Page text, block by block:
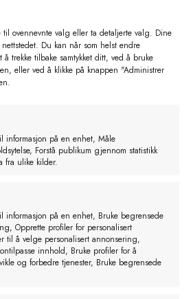
til ovennevnte valg eller ta detaljerte valg. Dine
Du kan når som helst endre
trekke tilbake samtykket ditt, ved å bruke
eller ved å klikke på knappen "Administrer
på en enhet, Måle
Forstå publikum gjennom statistikk
fra ulike kilder.
på en enhet, Bruke begrensede
Opprette profiler for personalisert
til å velge personalisert annonsering,
innhold, Bruke profiler for å
og forbedre tjenester, Bruke begrensede
6 ark 595 x
300
i handlekurv